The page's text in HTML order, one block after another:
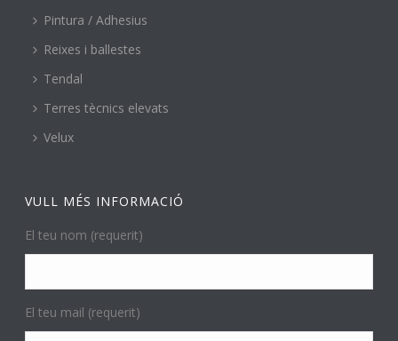
Pintura / Adhesius
Reixes i ballestes
Tendal
Terres tècnics elevats
Velux
VULL MÉS INFORMACIÓ
El teu nom (requerit)
El teu mail (requerit)